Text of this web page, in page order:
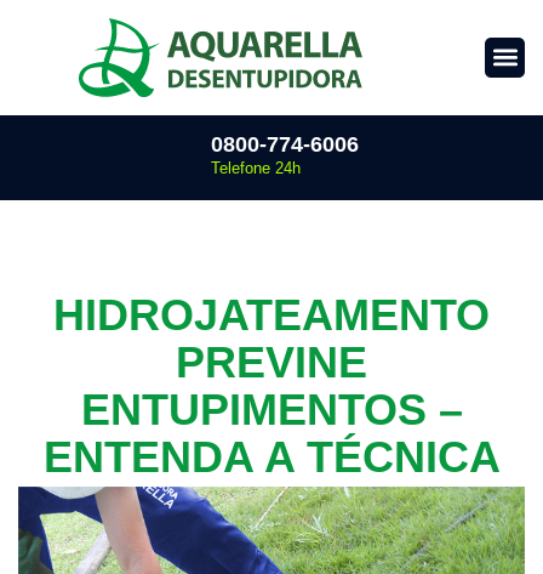
0800-774-6006
Telefone 24h
HIDROJATEAMENTO
PREVINE
ENTUPIMENTOS –
ENTENDA A TÉCNICA